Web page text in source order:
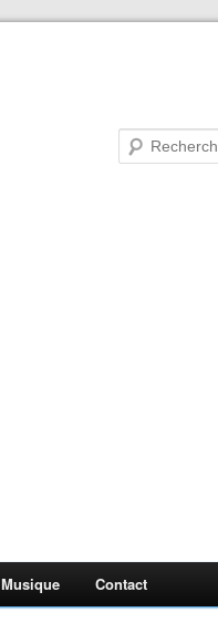
Musique Contact